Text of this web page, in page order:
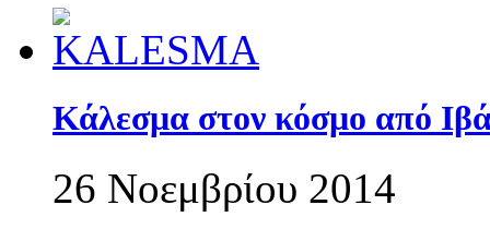
Κάλεσμα στον κόσμο από
26 Νοεμβρίου 2014